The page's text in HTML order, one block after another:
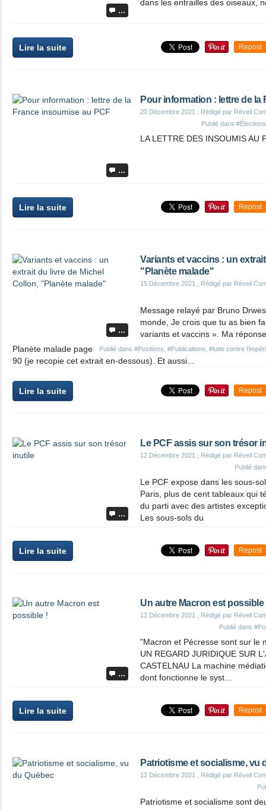
…
dans les entrailles des oiseaux,
Lire la suite Repost
…
Pour information : lettre de
20 Décembre 2021
, Rédigé par Réveil
Publié dans #Élections
LA LETTRE DES INSOUMIS AU
Lire la suite Repost
…
Variants et vaccins : un
"Planète malade"
15 Décembre 2021 , Rédigé par Réveil
Publié dans #Positions #Publications #lutte contre
Message relayé par Bruno
monde, Je crois que tu as bien
variants et vaccins ». Ma
Planète malade page
90 (je recopie cet extrait en-dessous). Et aussi...
Lire la suite Repost
…
Le PCF assis sur son trésor
12 Décembre 2021
, Rédigé par Réveil
Publié
Le PCF expose dans les sous-
Paris, plus de cent tableaux qui
du parti avec des artistes
Les sous-sols du
Lire la suite Repost
…
Un autre Macron est possible
12 Décembre 2021
, Rédigé par Réveil
Publié dans
"Macron et Pécresse sont sur le
UN REGARD JURIDIQUE SUR
CASTELNAU La machine
dont fonctionne le syst...
Lire la suite Repost
Patriotisme et socialisme, vu
12 Décembre 2021
, Rédigé par Réveil
Patriotisme et socialisme sont